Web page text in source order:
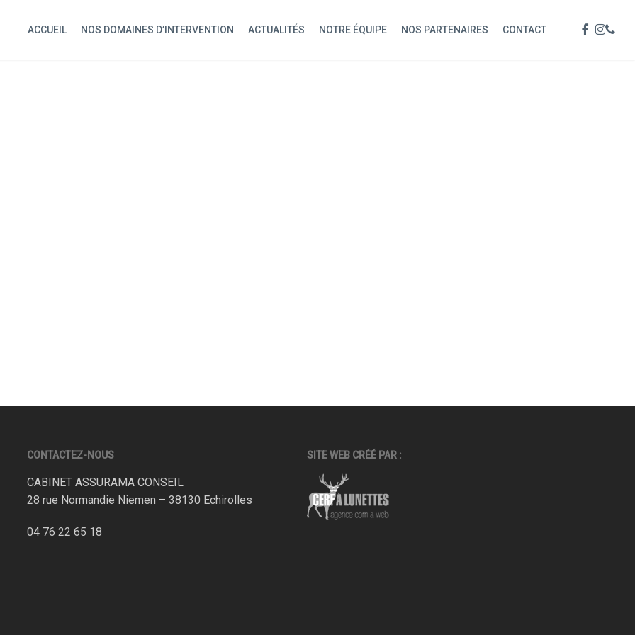
ACCUEIL NOS DOMAINES D’INTERVENTION ACTUALITÉS NOTRE ÉQUIPE NOS PARTENAIRES CONTACT FACEBOOK
CONTACTEZ-NOUS
CABINET ASSURAMA CONSEIL
28 rue Normandie Niemen – 38130 Echirolles
04 76 22 65 18
SITE WEB CRÉÉ PAR :